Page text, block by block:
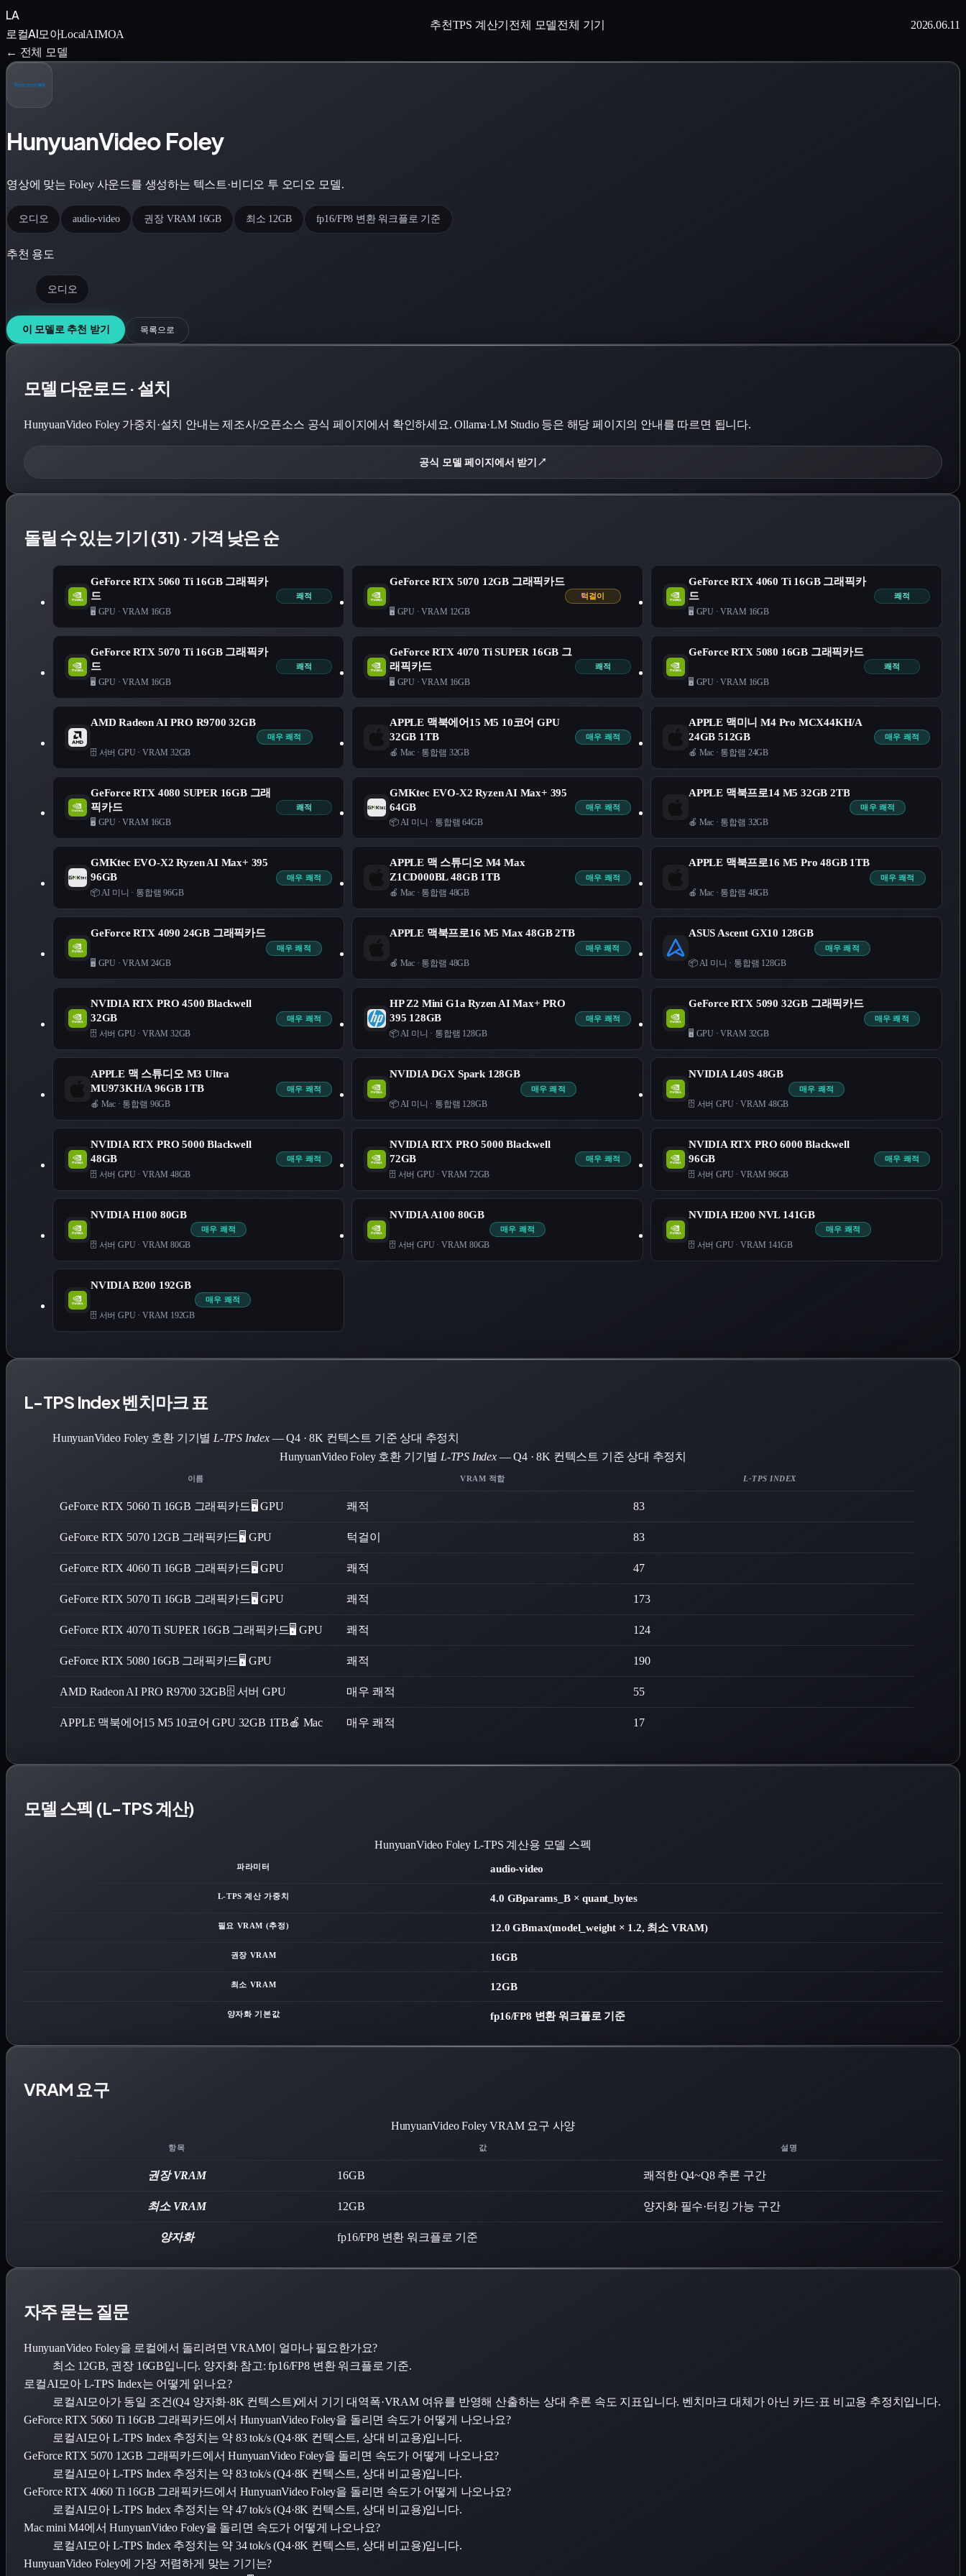
LA
로컬AI모아LocalAIMOA
추천TPS 계산기 전체 모델전체 기기 2026.06.11
← 전체 모델
HunyuanVideo Foley
영상에 맞는 Foley 사운드를 생성하는 텍스트·비디오 투 오디오 모델.
오디오 audio-video 권장 VRAM 16GB 최소 12GB fp16/FP8 변환 워크플로 기준
추천 용도
오디오
이 모델로 추천 받기 목록으로
모델 다운로드 · 설치
HunyuanVideo Foley가중치·설치 안내는 제조사/오픈소스 공식 페이지에서 확인하세요. Ollama·LM Studio 등은 해당 페이지의 안내를 따르면 됩니다.
공식 모델 페이지에서 받기 ↗
돌릴 수 있는 기기 (31) · 가격 낮은 순
GeForce RTX 5060 Ti 16GB 그래픽카
드
🖥️ GPU · VRAM 16GB
쾌적
GeForce RTX 5070 12GB 그래픽카드
🖥️ GPU · VRAM 12GB
턱걸이
GeForce RTX 4060 Ti 16GB 그래픽카
드
🖥️ GPU · VRAM 16GB
쾌적
GeForce RTX 5070 Ti 16GB 그래픽카
드
🖥️ GPU · VRAM 16GB
쾌적
GeForce RTX 4070 Ti SUPER 16GB 그
래픽카드
🖥️ GPU · VRAM 16GB
쾌적
GeForce RTX 5080 16GB 그래픽카드
🖥️ GPU · VRAM 16GB
쾌적
AMD Radeon AI PRO R9700 32GB
🗄️ 서버 GPU · VRAM 32GB
매우 쾌적
APPLE 맥북에어15 M5 10코어 GPU
32GB 1TB
🍎 Mac · 통합램 32GB
매우 쾌적
APPLE 맥미니 M4 Pro MCX44KH/A
24GB 512GB
🍎 Mac · 통합램 24GB
매우 쾌적
GeForce RTX 4080 SUPER 16GB 그래
픽카드
🖥️ GPU · VRAM 16GB
쾌적
GMKtec EVO-X2 Ryzen AI Max+ 395
64GB
📦 AI 미니 · 통합램 64GB
매우 쾌적
APPLE 맥북프로14 M5 32GB 2TB
🍎 Mac · 통합램 32GB
매우 쾌적
GMKtec EVO-X2 Ryzen AI Max+ 395
96GB
📦 AI 미니 · 통합램 96GB
매우 쾌적
APPLE 맥 스튜디오 M4 Max
Z1CD000BL 48GB 1TB
🍎 Mac · 통합램 48GB
매우 쾌적
APPLE 맥북프로16 M5 Pro 48GB 1TB
🍎 Mac · 통합램 48GB
매우 쾌적
GeForce RTX 4090 24GB 그래픽카드
🖥️ GPU · VRAM 24GB
매우 쾌적
APPLE 맥북프로16 M5 Max 48GB 2TB
🍎 Mac · 통합램 48GB
매우 쾌적
ASUS Ascent GX10 128GB
📦 AI 미니 · 통합램 128GB
매우 쾌적
NVIDIA RTX PRO 4500 Blackwell
32GB
🗄️ 서버 GPU · VRAM 32GB
매우 쾌적
HP Z2 Mini G1a Ryzen AI Max+ PRO
395 128GB
📦 AI 미니 · 통합램 128GB
매우 쾌적
GeForce RTX 5090 32GB 그래픽카드
🖥️ GPU · VRAM 32GB
매우 쾌적
APPLE 맥 스튜디오 M3 Ultra
MU973KH/A 96GB 1TB
🍎 Mac · 통합램 96GB
매우 쾌적
NVIDIA DGX Spark 128GB
📦 AI 미니 · 통합램 128GB
매우 쾌적
NVIDIA L40S 48GB
🗄️ 서버 GPU · VRAM 48GB
매우 쾌적
NVIDIA RTX PRO 5000 Blackwell
48GB
🗄️ 서버 GPU · VRAM 48GB
매우 쾌적
NVIDIA RTX PRO 5000 Blackwell
72GB
🗄️ 서버 GPU · VRAM 72GB
매우 쾌적
NVIDIA RTX PRO 6000 Blackwell
96GB
🗄️ 서버 GPU · VRAM 96GB
매우 쾌적
NVIDIA H100 80GB
🗄️ 서버 GPU · VRAM 80GB
매우 쾌적
NVIDIA A100 80GB
🗄️ 서버 GPU · VRAM 80GB
매우 쾌적
NVIDIA H200 NVL 141GB
🗄️ 서버 GPU · VRAM 141GB
매우 쾌적
NVIDIA B200 192GB
🗄️ 서버 GPU · VRAM 192GB
매우 쾌적
L-TPS Index 벤치마크 표
HunyuanVideo Foley 호환 기기별 L-TPS Index— Q4 · 8K 컨텍스트 기준 상대 추정치
HunyuanVideo Foley 호환 기기별 L-TPS Index— Q4 · 8K 컨텍스트 기준 상대 추정치
이름 VRAM 적합 L-TPS INDEX
GeForce RTX 5060 Ti 16GB 그래픽카드🖥️ GPU 쾌적 83
GeForce RTX 5070 12GB 그래픽카드🖥️ GPU 턱걸이 83
GeForce RTX 4060 Ti 16GB 그래픽카드🖥️ GPU 쾌적 47
GeForce RTX 5070 Ti 16GB 그래픽카드🖥️ GPU 쾌적 173
GeForce RTX 4070 Ti SUPER 16GB 그래픽카드🖥️ GPU 쾌적 124
GeForce RTX 5080 16GB 그래픽카드🖥️ GPU 쾌적 190
AMD Radeon AI PRO R9700 32GB🗄️ 서버 GPU 매우 쾌적 55
APPLE 맥북에어15 M5 10코어 GPU 32GB 1TB🍎 Mac 매우 쾌적 17
모델 스펙 (L-TPS 계산)
HunyuanVideo FoleyL-TPS 계산용 모델 스펙
파라미터 audio-video
L-TPS 계산 가중치 4.0 GBparams_B × quant_bytes
필요 VRAM (추정) 12.0 GBmax(model_weight × 1.2, 최소 VRAM)
권장 VRAM 16GB
최소 VRAM 12GB
양자화 기본값 fp16/FP8 변환 워크플로 기준
VRAM 요구
HunyuanVideo FoleyVRAM 요구 사양
항목 값 설명
권장 VRAM 16GB 쾌적한 Q4~Q8 추론 구간
최소 VRAM 12GB 양자화 필수·터킹 가능 구간
양자화 fp16/FP8 변환 워크플로 기준
자주 묻는 질문
HunyuanVideo Foley을 로컬에서 돌리려면 VRAM이 얼마나 필요한가요?
최소 12GB, 권장 16GB입니다. 양자화 참고: fp16/FP8 변환 워크플로 기준.
로컬AI모아 L-TPS Index는 어떻게 읽나요?
로컬AI모아가 동일 조건(Q4 양자화·8K 컨텍스트)에서 기기 대역폭·VRAM 여유를 반영해 산출하는 상대 추론 속도 지표입니다. 벤치마크 대체가 아닌 카드·표 비교용 추정치입니다.
GeForce RTX 5060 Ti 16GB 그래픽카드에서 HunyuanVideo Foley을 돌리면 속도가 어떻게 나오나요?
로컬AI모아 L-TPS Index 추정치는 약 83 tok/s (Q4·8K 컨텍스트, 상대 비교용)입니다.
GeForce RTX 5070 12GB 그래픽카드에서 HunyuanVideo Foley을 돌리면 속도가 어떻게 나오나요?
로컬AI모아 L-TPS Index 추정치는 약 83 tok/s (Q4·8K 컨텍스트, 상대 비교용)입니다.
GeForce RTX 4060 Ti 16GB 그래픽카드에서 HunyuanVideo Foley을 돌리면 속도가 어떻게 나오나요?
로컬AI모아 L-TPS Index 추정치는 약 47 tok/s (Q4·8K 컨텍스트, 상대 비교용)입니다.
Mac mini M4에서 HunyuanVideo Foley을 돌리면 속도가 어떻게 나오나요?
로컬AI모아 L-TPS Index 추정치는 약 34 tok/s (Q4·8K 컨텍스트, 상대 비교용)입니다.
HunyuanVideo Foley에 가장 저렴하게 맞는 기기는?